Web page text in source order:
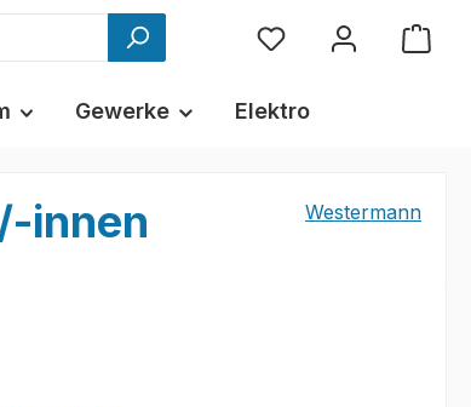
Gewerke Elektro
innen Westermann